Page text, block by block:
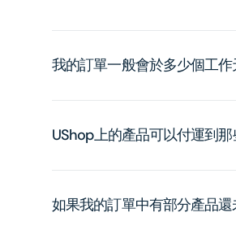
我的訂單一般會於多少個工作
UShop上的產品可以付運到
如果我的訂單中有部分產品